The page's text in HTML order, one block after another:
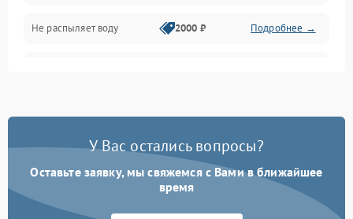
Программное обеспечение
Не распыляет воду 2000 ₽ Подробнее →
Проблемы с набором
Не работает сушилка 2100 ₽ Подробнее →
Сбои в работе таймера 1700 ₽
У Вас остались вопросы?
Оставьте заявку, мы свяжемся с Вами в ближайшее
время